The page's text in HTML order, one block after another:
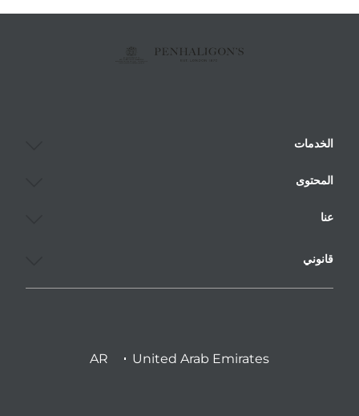
الخدمات
المحتوى
عنا
قانوني
United Arab Emirates
AR